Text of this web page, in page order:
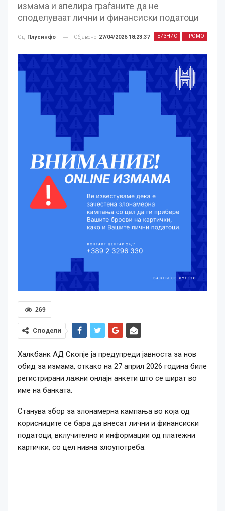
измама и апелира граѓаните да не
споделуваат лични и финансиски податоци
БИЗНИС ПРОМО
Од Плусинфо Објавено 27/04/2026 18:23:37
269
Сподели
Халкбанк АД Скопје ја предупреди јавноста за нов
обид за измама, откако на 27 април 2026 година биле
регистрирани лажни онлајн анкети што се шират во
име на банката.
Станува збор за злонамерна кампања во која од
корисниците се бара да внесат лични и финансиски
податоци, вклучително и информации од платежни
картички, со цел нивна злоупотреба.